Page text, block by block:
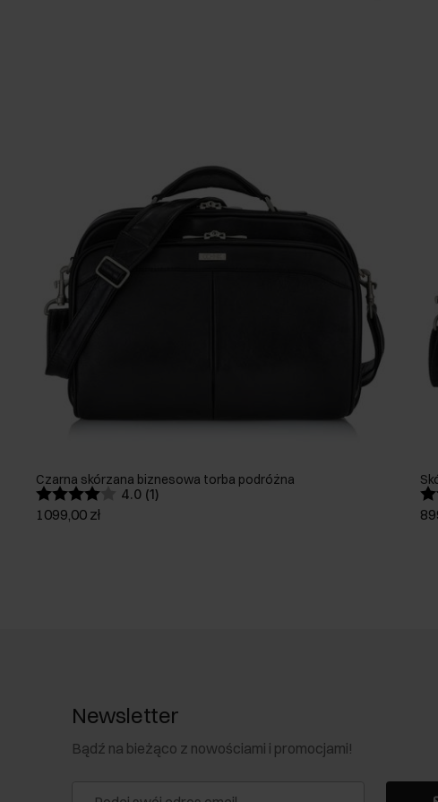
Czarna skórzana biznesowa torba podróżna
4.0 (1)
1099,00 zł
Newsletter
Bądź na bieżąco z nowościami i promocjami!